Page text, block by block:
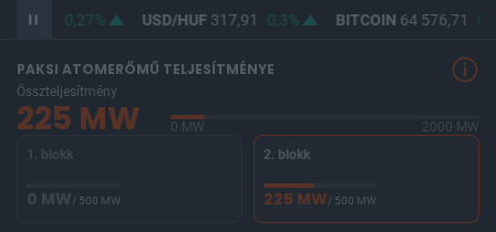
366,38 0,27% USD/HUF317,91 0,3% BITCOIN 64 576,71
PAKSI ATOMERŐMŰ TELJESÍTMÉNYE
Összteljesítmény
225 MW 0 MW
2000 MW
1. blokk
0 MW/ 500 MW
2. blokk
225 MW/ 500 MW